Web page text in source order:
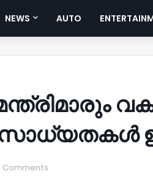
NEWS AUTO
സാധ്യതകള്‍
Comments